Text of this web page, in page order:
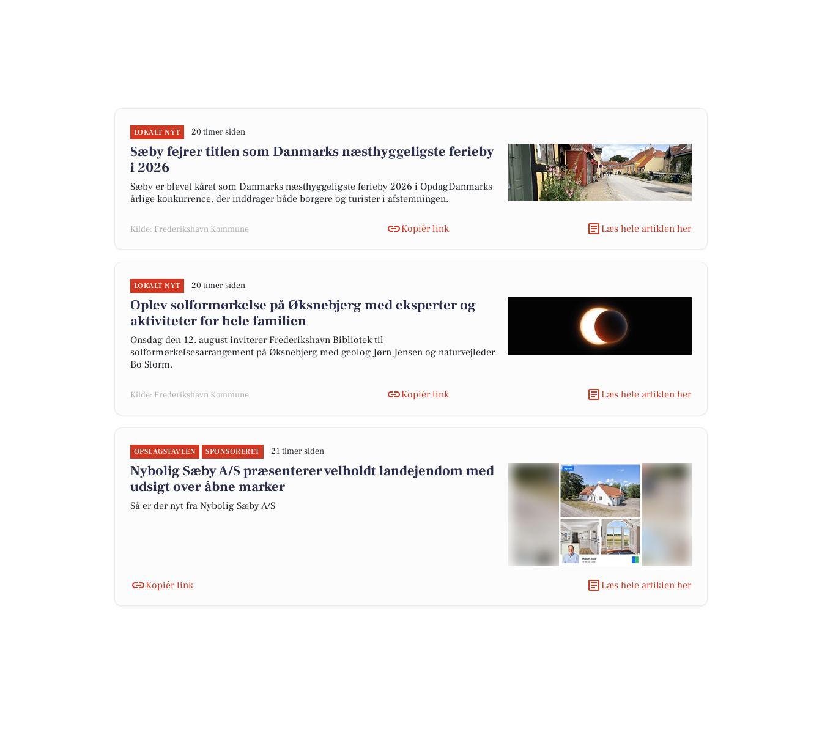
LOKALT NYT 20 timer siden
Sæby fejrer titlen som Danmarks næsthyggeligste ferieby
i 2026
Sæby er blevet kåret som Danmarks næsthyggeligste ferieby 2026 i OpdagDanmarks
årlige konkurrence, der inddrager både borgere og turister i afstemningen.
Kilde: Frederikshavn Kommune Kopiér link Læs hele artiklen her
LOKALT NYT 20 timer siden
Oplev solformørkelse på Øksnebjerg med eksperter og
aktiviteter for hele familien
Onsdag den 12. august inviterer Frederikshavn Bibliotek til
solformørkelsesarrangement på Øksnebjerg med geolog Jørn Jensen og naturvejleder
Bo Storm.
Kilde: Frederikshavn Kommune Kopiér link Læs hele artiklen her
OPSLAGSTAVLEN SPONSORERET 21 timer siden
Nybolig Sæby A/S præsenterer velholdt landejendom med
udsigt over åbne marker
Så er der nyt fra Nybolig Sæby A/S
Kopiér link Læs hele artiklen her